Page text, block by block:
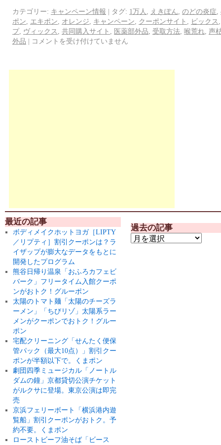
カテゴリー: キャンペーン情報 | タグ: 1万人 えきぽん のどの炎症
ポン
エキポン オレンジ キャンペーン クーポンサイト ビックス
プ, ヴィックス 共同購入サイト 医薬部外品 受取方法 喉荒れ 声
外品 | コメントを受け付けていません
最近の記事
ボディメイクホットヨガ［LIPTY
／リプティ］割引クーポンは？ラ
イザップが膨大なデータをもとに
開発したプログラム
熊谷日帰り温泉「おふろカフェビ
バーク」フリータイム入館クーポ
ンがおトク！グルーポン
太陽のトマト麺「太陽のチーズラ
ーメン」「ちびリゾ」太陽系ラー
メンがクーポンでおトク！グルー
ポン
宅配クリーニング「せんたく便保
管パック（最大10点）」割引クー
ポンが半額以下で。くまポン
劇団四季ミュージカル「ノートル
ダムの鐘」京都貸切公演チケット
がルクサに登場。東京公演は即完
売
京浜フェリーボート「横浜港内遊
覧船」割引クーポンがおトク。予
約不要。くまポン
ローストビーフ油そば「ビース
過去の記事